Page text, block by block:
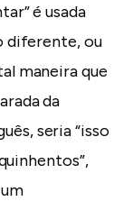
é usada
diferente, ou
maneira que
da
seria “isso